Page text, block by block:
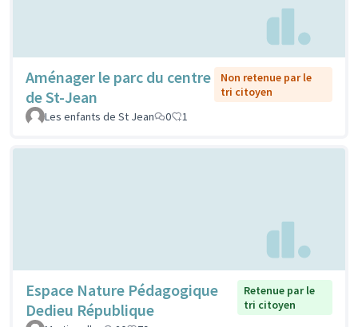
Aménager le parc du centre
de St-Jean
Non retenue par le
tri citoyen
Les enfants de St Jean
0 1
Espace Nature Pédagogique
Dedieu République
Retenue par le
tri citoyen